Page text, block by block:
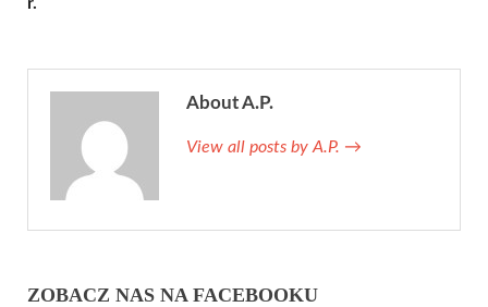
About A.P.
View all posts by A.P. →
ZOBACZ NAS NA FACEBOOKU